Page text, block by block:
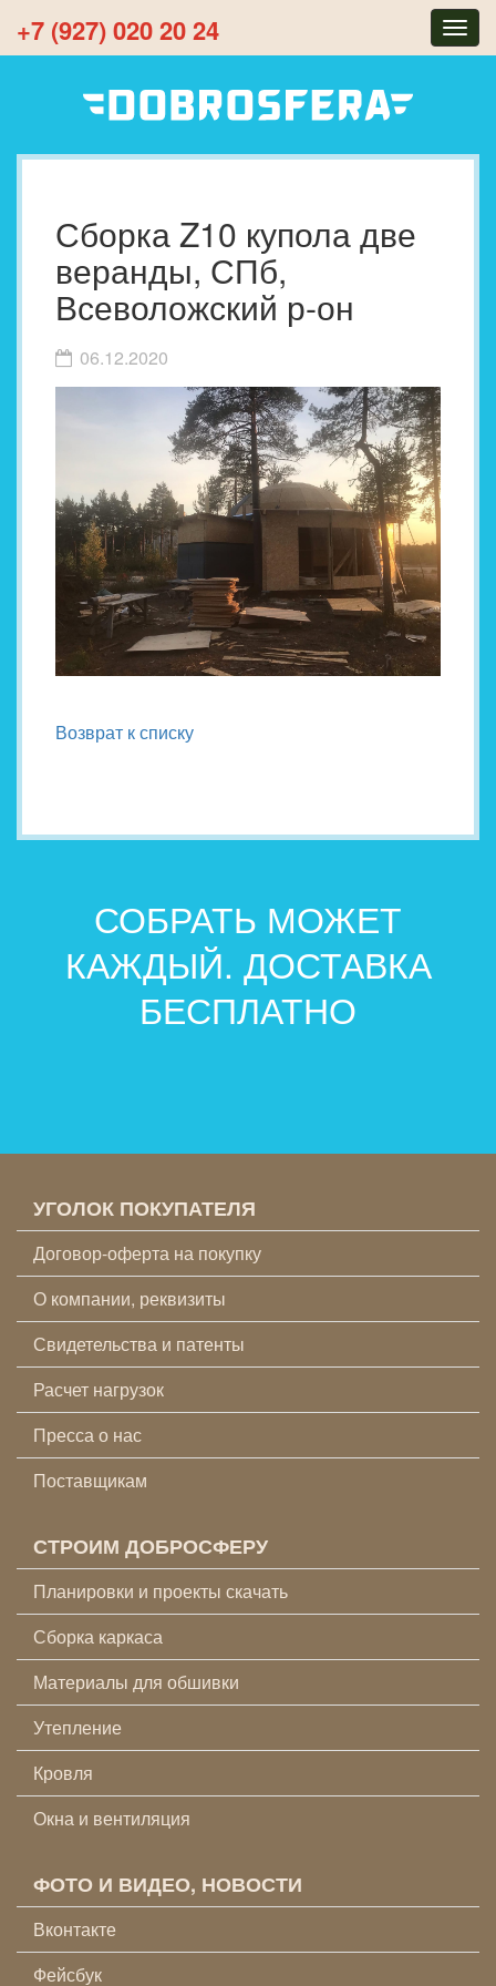
+7 (927) 020 20 24
Сборка Z10 купола две
веранды, СПб,
Всеволожский р-он
06.12.2020
Возврат к списку
СОБРАТЬ МОЖЕТ
КАЖДЫЙ. ДОСТАВКА
БЕСПЛАТНО
УГОЛОК ПОКУПАТЕЛЯ
Договор-оферта на покупку
О компании, реквизиты
Свидетельства и патенты
Расчет нагрузок
Пресса о нас
Поставщикам
СТРОИМ ДОБРОСФЕРУ
Планировки и проекты скачать
Сборка каркаса
Материалы для обшивки
Утепление
Кровля
Окна и вентиляция
ФОТО И ВИДЕО, НОВОСТИ
Вконтакте
Фейсбук